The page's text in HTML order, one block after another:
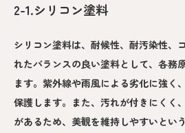
2-1.シリコン塗料
シリコン塗料は、耐候性、耐汚染性、
れたバランスの良い塗料として、各務
ます。紫外線や雨風による劣化に強く
保護します。また、汚れが付きにくく
があるため、美観を維持しやすいとい